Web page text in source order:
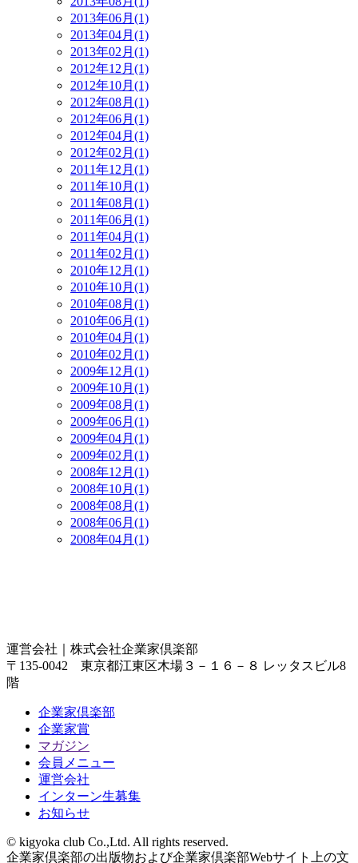
2013年06月(1)
2013年04月(1)
2013年02月(1)
2012年12月(1)
2012年10月(1)
2012年08月(1)
2012年06月(1)
2012年04月(1)
2012年02月(1)
2011年12月(1)
2011年10月(1)
2011年08月(1)
2011年06月(1)
2011年04月(1)
2011年02月(1)
2010年12月(1)
2010年10月(1)
2010年08月(1)
2010年06月(1)
2010年04月(1)
2010年02月(1)
2009年12月(1)
2009年10月(1)
2009年08月(1)
2009年06月(1)
2009年04月(1)
2009年02月(1)
2008年12月(1)
2008年10月(1)
2008年08月(1)
2008年06月(1)
2008年04月(1)
運営会社｜ 株式会社企業家倶楽部
〒135-0042 東京都江東区木場３－１６－８ レッタスビル8
階
企業家倶楽部
企業家賞
マガジン
会員メニュー
運営会社
インターン生募集
お知らせ
© kigyoka club Co.,Ltd. All rights reserved.
企業家倶楽部の出版物および企業家倶楽部Webサイト上の文